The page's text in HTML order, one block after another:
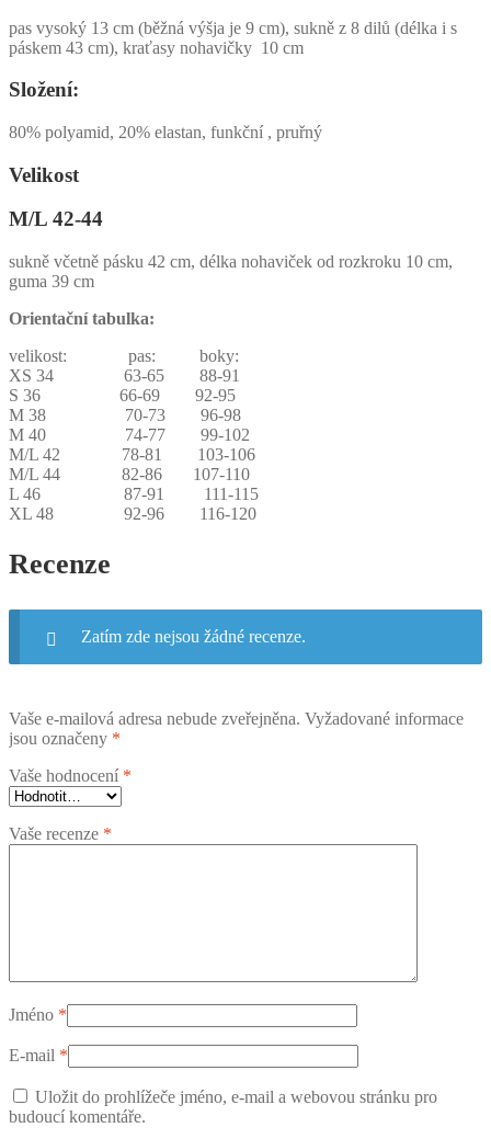
pas vysoký 13 cm (běžná výšja je 9 cm), sukně z 8 dilů (délka i s
páskem 43 cm), kraťasy nohavičky 10 cm
Složení:
80% polyamid, 20% elastan, funkční , pruřný
Velikost
M/L 42-44
sukně včetně pásku 42 cm, délka nohaviček od rozkroku 10 cm,
guma 39 cm
Orientační tabulka:
velikost: pas: boky:
XS 34 63-65 88-91
S 36 66-69 92-95
M 38 70-73 96-98
M 40 74-77 99-102
M/L 42 78-81 103-106
M/L 44 82-86 107-110
L 46 87-91 111-115
XL 48 92-96 116-120
Recenze
Zatím zde nejsou žádné recenze.
Vaše e-mailová adresa nebude zveřejněna. Vyžadované informace
jsou označeny *
Vaše hodnocení *
Vaše recenze *
Jméno *
E-mail *
Uložit do prohlížeče jméno, e-mail a webovou stránku pro
budoucí komentáře.